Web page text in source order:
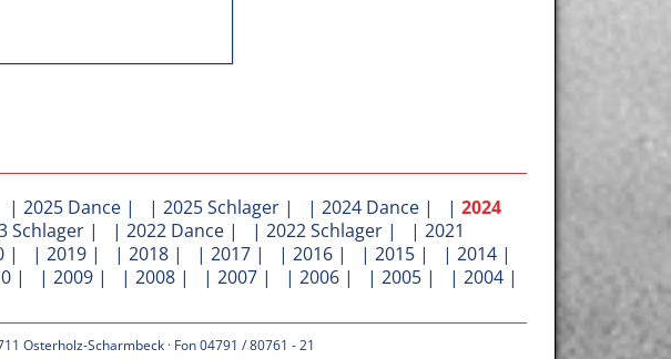
| 2025 Dance | | 2025 Schlager | | 2024 Dance | | 2024
Schlager | | 2022 Dance | | 2022 Schlager | | 2021
| | 2019 | | 2018 | | 2017 | | 2016 | | 2015 | | 2014 |
| | 2009 | | 2008 | | 2007 | | 2006 | | 2005 | | 2004 |
Osterholz-Scharmbeck · Fon 04791 / 80761 - 21